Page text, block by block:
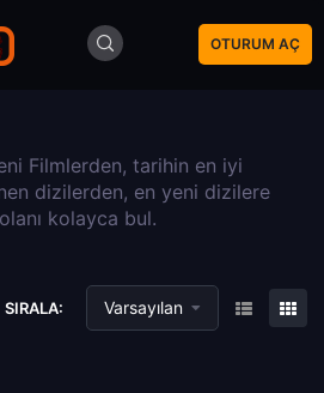
OTURUM AÇ
Filmlerden, tarihin en iyi
dizilerden, en yeni dizilere
kolayca bul.
SIRALA: Varsayılan